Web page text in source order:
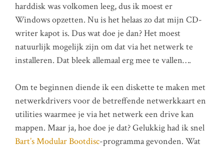
harddisk was volkomen leeg, dus ik moest er
Windows opzetten. Nu is het helaas zo dat mijn CD-
writer kapot is. Dus wat doe je dan? Het moest
natuurlijk mogelijk zijn om dat via het netwerk te
installeren. Dat bleek allemaal erg mee te vallen….
Om te beginnen diende ik een diskette te maken met
netwerkdrivers voor de betreffende netwerkkaart en
utilities waarmee je via het netwerk een drive kan
mappen. Maar ja, hoe doe je dat? Gelukkig had ik snel
Bart’s Modular Bootdisc-programma gevonden. Wat